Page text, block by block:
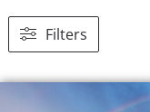
Filters